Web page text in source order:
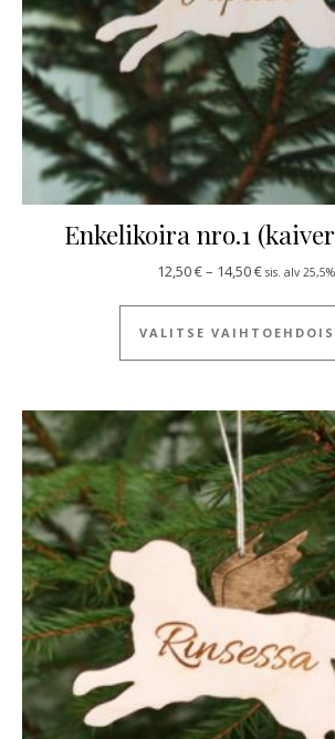
Enkelikoira nro.1
12,50€– 14,50€ sis. alv 25,5%.
VALITSE